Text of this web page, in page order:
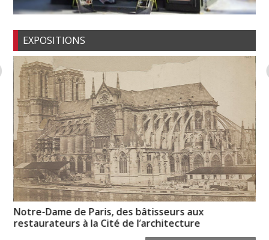
EXPOSITIONS
Notre-Dame de Paris, des bâtisseurs aux
restaurateurs à la Cité de l’architecture